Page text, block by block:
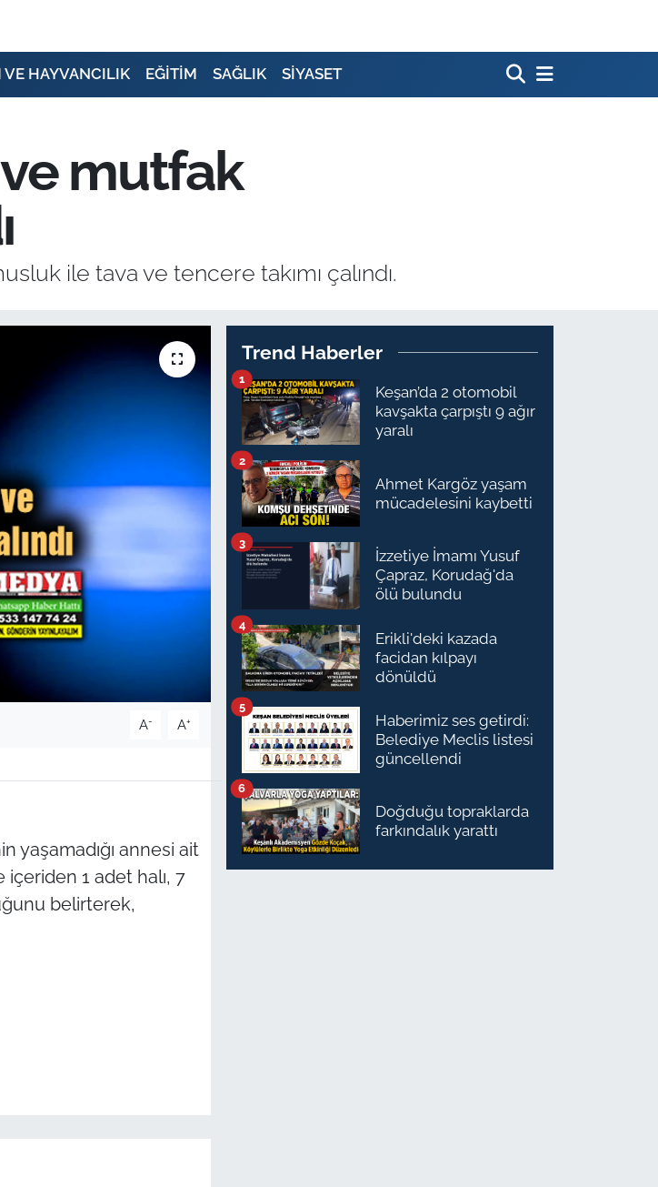
VE HAYVANCILIK EĞİTİM SAĞLIK SİYASET
mutfak
ile tava ve tencere takımı çalındı.
A- A+
yaşamadığı annesi ait
içeriden 1 adet halı, 7
belirterek,
Trend Haberler
Keşan’da 2 otomobil
kavşakta çarpıştı 9 ağır
yaralı
1
Ahmet Kargöz yaşam
mücadelesini kaybetti
2
İzzetiye İmamı Yusuf
Çapraz, Korudağ'da
ölü bulundu
3
Erikli'deki kazada
facidan kılpayı
dönüldü
4
Haberimiz ses getirdi:
Belediye Meclis listesi
güncellendi
5
Doğduğu topraklarda
farkındalık yarattı
6